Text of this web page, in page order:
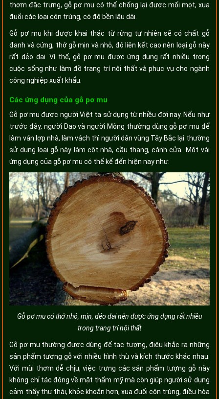
thơm đặc trưng, gỗ pơ mu có thể chống lại được mối mọt, xua
đuổi các loại côn trùng, có độ bền lâu dài.
Gỗ pơ mu khi được khai thác từ rừng tự nhiên sẽ có chất gỗ
đanh và cứng, thớ gỗ mịn và nhỏ, độ liên kết cao nên loại gỗ này
rất dẻo dai. Vì thế, gỗ pơ mu được ứng dụng rất nhiều trong
cuộc sống như làm đồ trang trí nội thất và phục vụ cho ngành
công nghiệp xuất khẩu.
Các ứng dụng của gỗ pơ mu
Gỗ pơ mu được người Việt ta sử dụng từ nhiều đời nay. Nếu như
trước đây, người Dao và người Mông thường dùng gỗ pơ mu để
làm ván lợp nhà, làm vách thì người dân vùng Tây Bắc lại thường
sử dụng loại gỗ này làm cột nhà, cầu thang, cánh cửa…Một vài
ứng dụng của gỗ pơ mu có thể kể đến hiện nay như:
Gỗ pơ mu có thớ nhỏ, mịn, dẻo dai nên được ứng dụng rất nhiều
trong trang trí nội thất
Gỗ pơ mu thường được dùng để tạc tượng, điêu khắc ra những
sản phẩm tượng gỗ với nhiều hình thù và kích thước khác nhau.
Với mùi thơm dễ chịu, việc trưng các sản phẩm tượng gỗ này
không chỉ tác động về mặt thẩm mỹ mà còn giúp người sử dụng
cảm thấy thư thái, khỏe khoắn hơn, xua đuổi côn trùng, điều hòa